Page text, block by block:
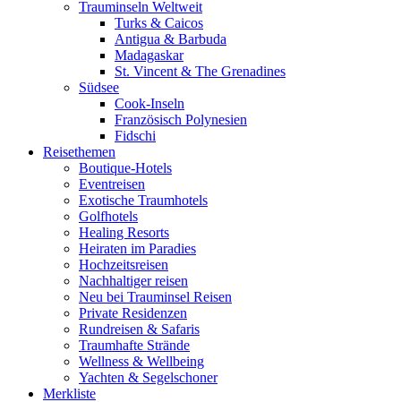
Trauminseln Weltweit
Turks & Caicos
Antigua & Barbuda
Madagaskar
St. Vincent & The Grenadines
Südsee
Cook-Inseln
Französisch Polynesien
Fidschi
Reisethemen
Boutique-Hotels
Eventreisen
Exotische Traumhotels
Golfhotels
Healing Resorts
Heiraten im Paradies
Hochzeitsreisen
Nachhaltiger reisen
Neu bei Trauminsel Reisen
Private Residenzen
Rundreisen & Safaris
Traumhafte Strände
Wellness & Wellbeing
Yachten & Segelschoner
Merkliste